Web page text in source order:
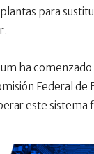
para
ha comenzado
Federal de
este sistema